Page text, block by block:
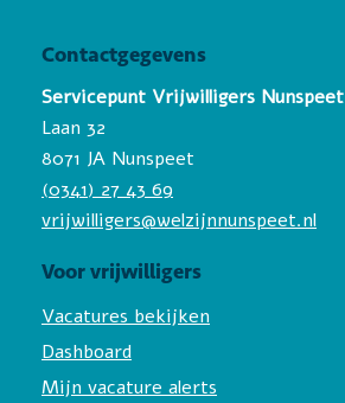
Contactgegevens
Servicepunt Vrijwilligers Nunspeet
Laan 32
8071 JA Nunspeet
(0341) 27 43 69
vrijwilligers@welzijnnunspeet.nl
Voor vrijwilligers
Vacatures bekijken
Dashboard
Mijn vacature alerts